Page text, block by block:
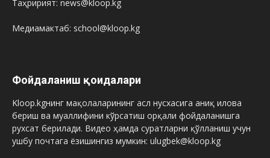
Таҳририят: news@kloop.kg
Медиамактаб: school@kloop.kg
Фойдаланиш қоидалари
Kloop.kgнинг мақолаларининг асл нусхасига аниқ илова
бериш ва муаллифини кўрсатиш орқали фойдаланишга
рухсат берилади. Видео ҳамда суратларни қўлланиш учун
ушбу почтага ёзишингиз мумкин: ulugbek@kloop.kg